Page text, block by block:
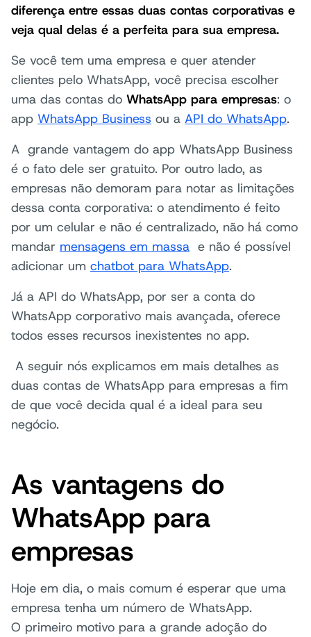
diferença entre essas duas contas corporativas e
veja qual delas é a perfeita para sua empresa.
Se você tem uma empresa e quer atender
clientes pelo WhatsApp, você precisa escolher
uma das contas do WhatsApp para empresas: o
app WhatsApp Business ou a API do WhatsApp.
A grande vantagem do app WhatsApp Business
é o fato dele ser gratuito. Por outro lado, as
empresas não demoram para notar as limitações
dessa conta corporativa: o atendimento é feito
por um celular e não é centralizado, não há como
mandar mensagens em massa e não é possível
adicionar um chatbot para WhatsApp.
Já a API do WhatsApp, por ser a conta do
WhatsApp corporativo mais avançada, oferece
todos esses recursos inexistentes no app.
A seguir nós explicamos em mais detalhes as
duas contas de WhatsApp para empresas a fim
de que você decida qual é a ideal para seu
negócio.
As vantagens do
WhatsApp para
empresas
Hoje em dia, o mais comum é esperar que uma
empresa tenha um número de WhatsApp.
O primeiro motivo para a grande adoção do